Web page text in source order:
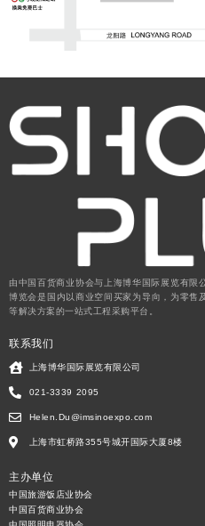
由中国百货商业协会与上海博华国际展览有
博览会是国内以商业空间买家为导向，为零售
等解决方案的一站式工程采购平台。
联系我们
上海博华国际展览有限公司
021-3339 2095
Helen.Du@imsinoexpo.com
上海市虹桥路355号城开国际大厦8楼
主办单位
中国旅游饭店业协会
中国百货商业协会